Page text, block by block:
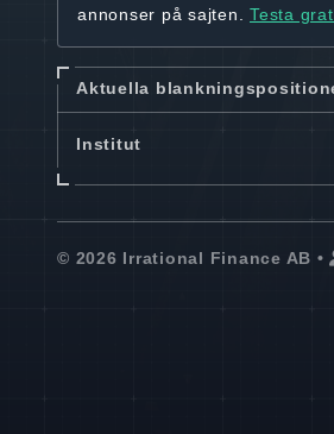
annonser på sajten. Testa
Aktuella
Institut
© 2026 Irrational Finance AB •